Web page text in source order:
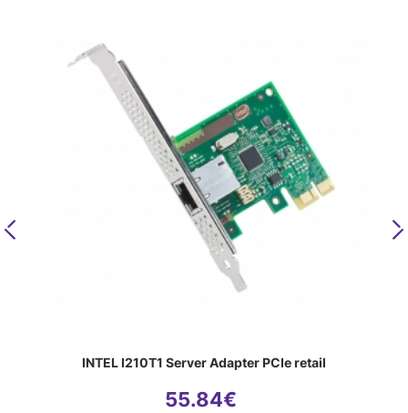
Previous
INTEL I210T1 Server Adapter PCIe retail
55.84€